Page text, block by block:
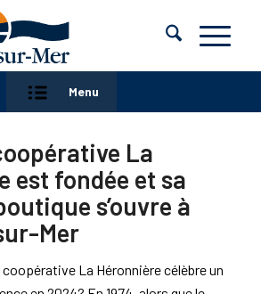
Menu
La
est fondée et sa
s’ouvre à
Mer
La Héronnière célèbre un